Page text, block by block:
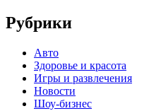
Рубрики
Авто
Здоровье и красота
Игры и развлечения
Новости
Шоу-бизнес